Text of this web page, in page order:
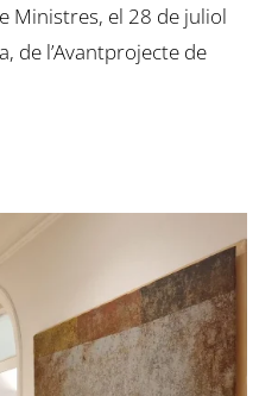
Ministres, el 28 de juliol
de l’Avantprojecte de